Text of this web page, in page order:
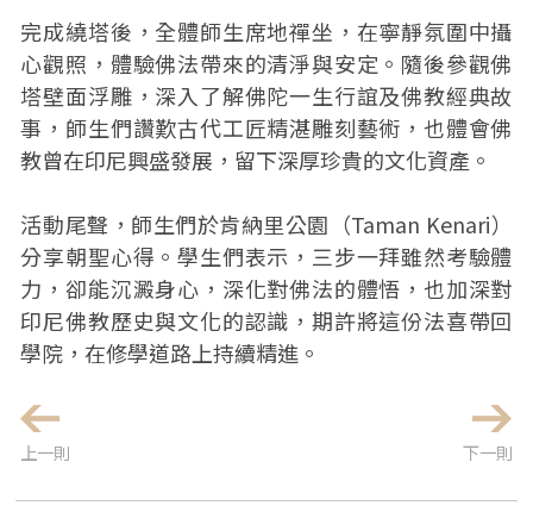
完成繞塔後，全體師生席地禪坐，在寧靜氛圍中攝
心觀照，體驗佛法帶來的清淨與安定。隨後參觀佛
塔壁面浮雕，深入了解佛陀一生行誼及佛教經典故
事，師生們讚歎古代工匠精湛雕刻藝術，也體會佛
教曾在印尼興盛發展，留下深厚珍貴的文化資產。
活動尾聲，師生們於肯納里公園（Taman Kenari）
分享朝聖心得。學生們表示，三步一拜雖然考驗體
力，卻能沉澱身心，深化對佛法的體悟，也加深對
印尼佛教歷史與文化的認識，期許將這份法喜帶回
學院，在修學道路上持續精進。
上一則 下一則